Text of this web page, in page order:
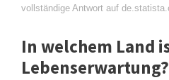
vollständige Antwort auf
In welchem Land
Lebenserwartung?